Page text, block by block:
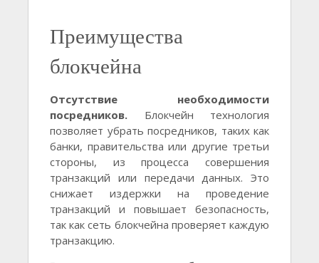
Преимущества
блокчейна
Отсутствие необходимости
посредников. Блокчейн технология
позволяет убрать посредников, таких как
банки, правительства или другие третьи
стороны, из процесса совершения
транзакций или передачи данных. Это
снижает издержки на проведение
транзакций и повышает безопасность,
так как сеть блокчейна проверяет каждую
транзакцию.